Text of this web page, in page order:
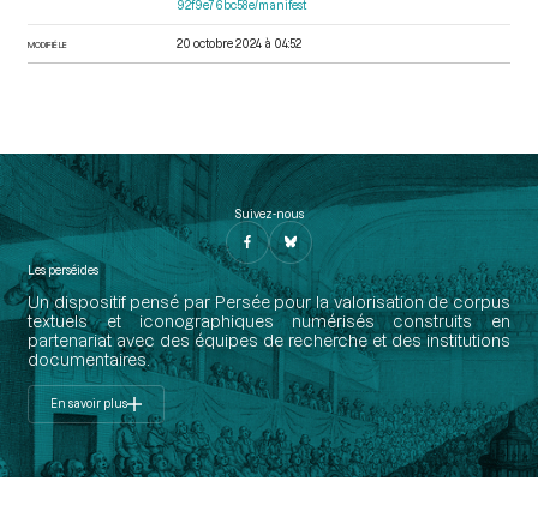
92f9e76bc58e/manifest
MODIFIÉ LE 20 octobre 2024 à 04:52
Suivez-nous
Les perséides
Un dispositif pensé par Persée pour la valorisation de corpus
textuels et iconographiques numérisés construits en
partenariat avec des équipes de recherche et des institutions
documentaires.
En savoir plus